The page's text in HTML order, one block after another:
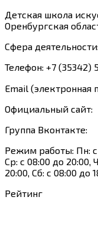
Детская школа
Оренбургская
Сфера
Телефон: +7 (35342)
Email (электронная
Официальный сайт:
Группа Вконтакте:
Режим работы: Пн: с
Ср: с 08:00 до 20:00,
20:00, Сб: с 08:00 до
Рейтинг